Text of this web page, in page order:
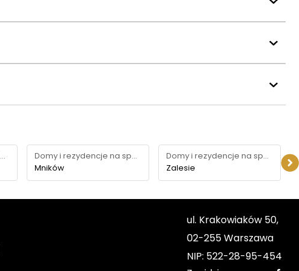
Domy i rezydencje na sprzedaż
Domy i rezydencje na sprzedaż
Mników
Domy i rezydencje na sprzedaż
Zalesie
ul. Krakowiaków 50,
02-255 Warszawa
NIP: 522-28-95-454